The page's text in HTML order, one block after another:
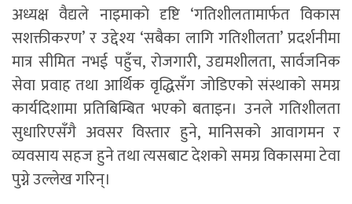
अध्यक्ष वैद्यले नाइमाको दृष्टि ‘गतिशीलतामार्फत विकास
सशक्तीकरण’ र उद्देश्य ‘सबैका लागि गतिशीलता’ प्रदर्शनीमा
मात्र सीमित नभई पहुँच, रोजगारी, उद्यमशीलता, सार्वजनिक
सेवा प्रवाह तथा आर्थिक वृद्धिसँग जोडिएको संस्थाको समग्र
कार्यदिशामा प्रतिबिम्बित भएको बताइन। उनले गतिशीलता
सुधारिएसँगै अवसर विस्तार हुने, मानिसको आवागमन र
व्यवसाय सहज हुने तथा त्यसबाट देशको समग्र विकासमा टेवा
पुग्ने उल्लेख गरिन्।